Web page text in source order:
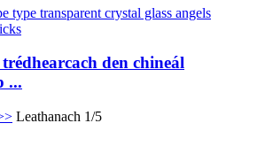
den chineál
...
Leathanach 1/5